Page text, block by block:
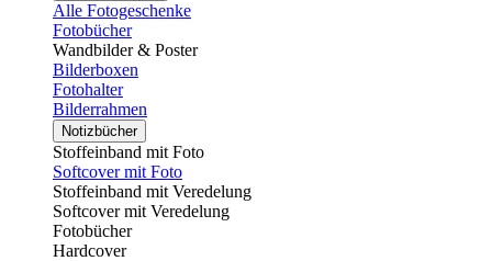
Alle Fotogeschenke
Fotobücher
Wandbilder & Poster
Bilderboxen
Fotohalter
Bilderrahmen
Notizbücher
Stoffeinband mit Foto
Softcover mit Foto
Stoffeinband mit Veredelung
Softcover mit Veredelung
Fotobücher
Hardcover